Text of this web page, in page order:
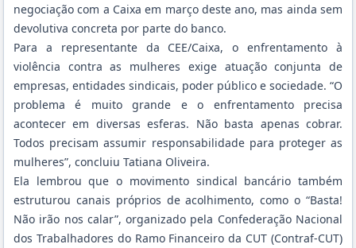
negociação com a Caixa em março deste ano, mas ainda sem
devolutiva concreta por parte do banco.
Para a representante da CEE/Caixa, o enfrentamento à
violência contra as mulheres exige atuação conjunta de
empresas, entidades sindicais, poder público e sociedade. “O
problema é muito grande e o enfrentamento precisa
acontecer em diversas esferas. Não basta apenas cobrar.
Todos precisam assumir responsabilidade para proteger as
mulheres”, concluiu Tatiana Oliveira.
Ela lembrou que o movimento sindical bancário também
estruturou canais próprios de acolhimento, como o “Basta!
Não irão nos calar”, organizado pela Confederação Nacional
dos Trabalhadores do Ramo Financeiro da CUT (Contraf-CUT)